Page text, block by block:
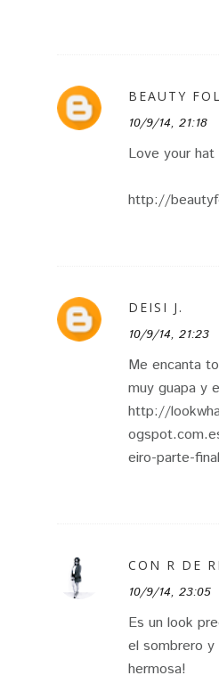
BEAUTY
10/9/14, 21:18
Love your
http://
DEISI J.
10/9/14, 21:23
Me encanta
muy guapa y
http://
eiro-parte-
CON R DE
10/9/14, 23:05
Es un look
el sombrero
hermosa!